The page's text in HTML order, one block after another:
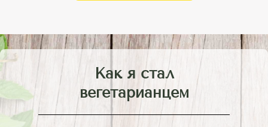
Как я стал
вегетарианцем